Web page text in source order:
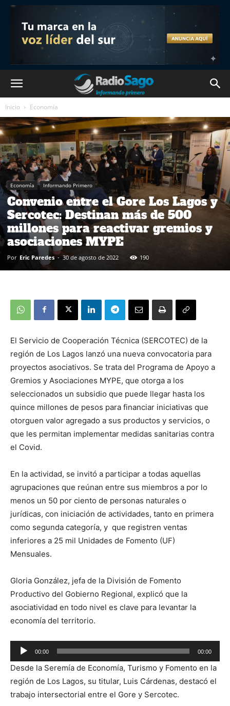
Inicio Economía
Economía Informando Primero
Convenio entre el Gore Los Lagos y
Sercotec: Destinan más de 500
millones para reactivar gremios y
asociaciones MYPE
Por Eric Paredes - 30 de agosto de 2022 190
El Servicio de Cooperación Técnica (SERCOTEC) de la
región de Los Lagos lanzó una nueva convocatoria para
proyectos asociativos. Se trata del Programa de Apoyo a
Gremios y Asociaciones MYPE, que otorga a los
seleccionados un subsidio que puede llegar hasta los
quince millones de pesos para financiar iniciativas que
otorguen valor agregado a sus productos y servicios, o
que les permitan implementar medidas sanitarias contra
el Covid.
En la actividad, se invitó a participar a todas aquellas
agrupaciones que reúnan entre sus miembros a por lo
menos un 50 por ciento de personas naturales o
jurídicas, con iniciación de actividades, tanto en primera
como segunda categoría, y que registren ventas
inferiores a 25 mil Unidades de Fomento (UF)
Mensuales.
Gloria González, jefa de la División de Fomento
Productivo del Gobierno Regional, explicó que la
asociatividad en todo nivel es clave para levantar la
economía del territorio.
Reproductor
de
audio
00:00 00:00
Desde la Seremía de Economía, Turismo y Fomento en la
región de Los Lagos, su titular, Luis Cárdenas, destacó el
trabajo intersectorial entre el Gore y Sercotec.